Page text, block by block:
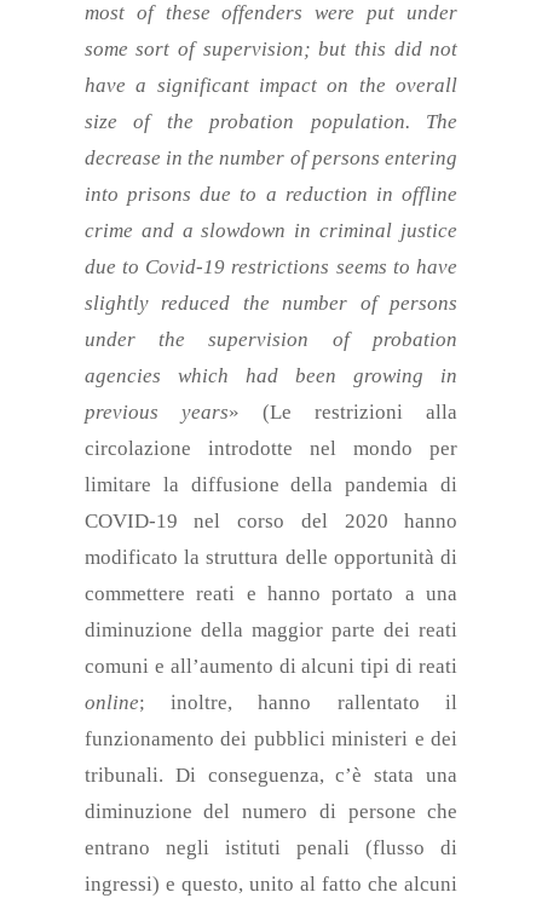
most of these offenders were put under
some sort of supervision; but this did not
have a significant impact on the overall
size of the probation population. The
decrease in the number of persons entering
into prisons due to a reduction in offline
crime and a slowdown in criminal justice
due to Covid-19 restrictions seems to have
slightly reduced the number of persons
under the supervision of probation
agencies which had been growing in
previous years» (Le restrizioni alla
circolazione introdotte nel mondo per
limitare la diffusione della pandemia di
COVID-19 nel corso del 2020 hanno
modificato la struttura delle opportunità di
commettere reati e hanno portato a una
diminuzione della maggior parte dei reati
comunie all’aumento di alcuni tipi di reati
online; inoltre, hanno rallentato il
funzionamento dei pubblici ministeri e dei
tribunali. Di conseguenza, c’è stata una
diminuzione del numero di persone che
entrano negli istituti penali (flusso di
ingressi) e questo, unito al fatto che alcuni